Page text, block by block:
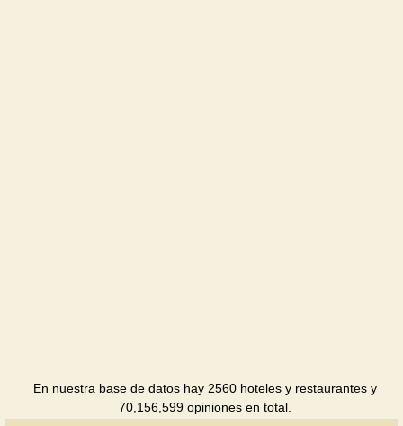
En nuestra base de datos hay 2560 hoteles y restaurantes y
70,156,599 opiniones en total.